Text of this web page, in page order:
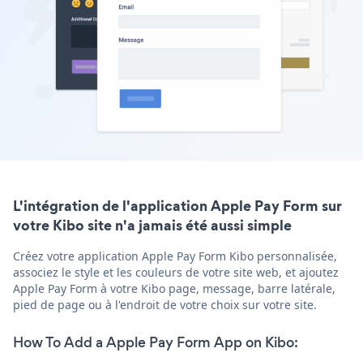
L'intégration de l'application Apple Pay Form sur
votre Kibo site n'a jamais été aussi simple
Créez votre application Apple Pay Form Kibo personnalisée,
associez le style et les couleurs de votre site web, et ajoutez
Apple Pay Form à votre Kibo page, message, barre latérale,
pied de page ou à l'endroit de votre choix sur votre site.
How To Add a Apple Pay Form App on Kibo: